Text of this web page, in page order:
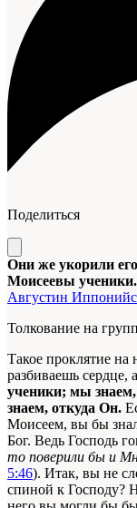
Поделиться
Они же укорили
Моисеевы ученики.
Августин
Толкование на
Такое проклятие на
разбиваешь сердце,
ученики; мы
знаем, откуда Он.
Моисеем, вы бы
Бог. Ведь Господь
то поверили бы и
5:46). Итак, вы не
спиной к Господу?